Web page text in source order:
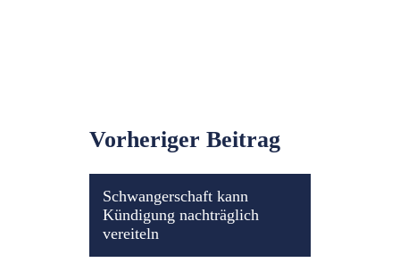
Vorheriger Beitrag
Schwangerschaft kann
Kündigung nachträglich
vereiteln